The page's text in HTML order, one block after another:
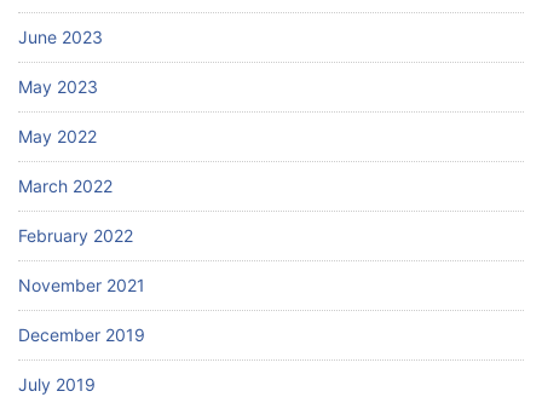
June 2023
May 2023
May 2022
March 2022
February 2022
November 2021
December 2019
July 2019